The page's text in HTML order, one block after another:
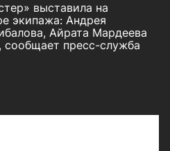
выставила на
экипажа: Андрея
Айрата Мардеева
сообщает пресс-служба